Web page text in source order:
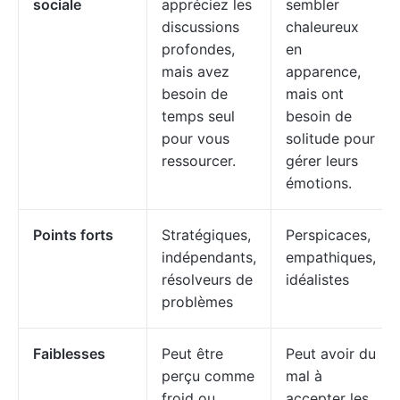
sociale
appréciez les
discussions
profondes,
mais avez
besoin de
temps seul
pour vous
ressourcer.
sembler
chaleureux
en
apparence,
mais ont
besoin de
solitude pour
gérer leurs
émotions.
Points forts
Stratégiques,
indépendants,
résolveurs de
problèmes
Perspicaces,
empathiques,
idéalistes
Faiblesses
Peut être
perçu comme
Peut avoir du
mal à